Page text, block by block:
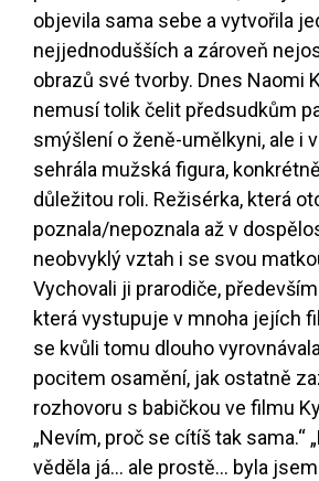
objevila sama sebe a vytvořila
nejjednodušších a zároveň
obrazů své tvorby. Dnes Naomi
nemusí tolik čelit předsudkům
smýšlení o ženě-umělkyni, ale i
sehrála mužská figura,
důležitou roli. Režisérka, která
poznala/nepoznala až v
neobvyklý vztah i se svou
Vychovali ji prarodiče,
která vystupuje v mnoha jejích
se kvůli tomu dlouho
pocitem osamění, jak ostatně
rozhovoru s babičkou ve filmu
„Nevím, proč se cítíš tak sama.“
věděla já... ale prostě... byla